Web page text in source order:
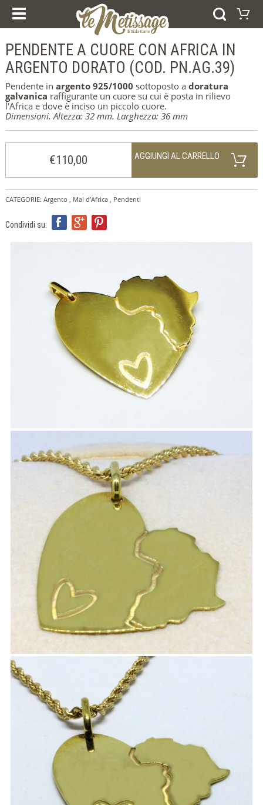
I NOSTRI CORSI
PRODOTTI
ESPERIENZE E CORSI
BUONI REGALO
ANELLI
BRACCIALI
ORECCHINI
PENDENTI
COLLEZIONI
AFRICA
ARGENTO
ORO
CHI SIAMO
DICONO DI NOI
COOKIE POLICY
Carrello
Il vostro carrello è vuoto
Visitate il negozio
PENDENTE A CUORE CON AFRICA IN
ARGENTO DORATO (COD. PN.AG.39)
Pendente in argento 925/1000 sottoposto a doratura
galvanica raffigurante un cuore su cui è posta in rilievo
l'Africa e dove è inciso un piccolo cuore.
Dimensioni. Altezza: 32 mm. Larghezza: 36 mm
€110,00 AGGIUNGI AL CARRELLO
CATEGORIE: Argento , Mal d'Africa, Pendenti
Condividi su: